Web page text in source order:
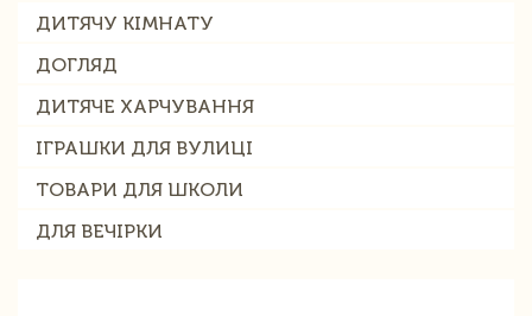
ДИТЯЧУ КІМНАТУ
ДОГЛЯД
ДИТЯЧЕ ХАРЧУВАННЯ
ІГРАШКИ ДЛЯ ВУЛИЦІ
ТОВАРИ ДЛЯ ШКОЛИ
ДЛЯ ВЕЧІРКИ